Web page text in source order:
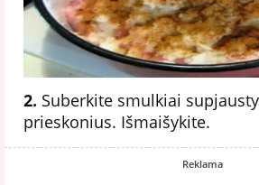
2. Suberkite smulkiai
prieskonius. Išmaišykite.
Reklama